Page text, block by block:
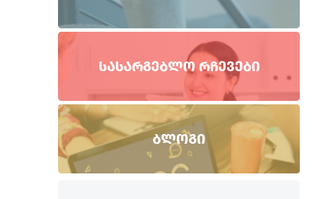
ᲡᲐᲡᲐᲠᲒᲔᲑᲚᲝ ᲠᲩᲔᲕᲔᲑᲘ
ᲑᲚᲝᲒᲘ